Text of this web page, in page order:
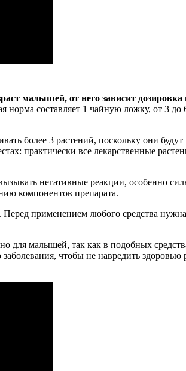
малышей, от него зависит дозировка
составляет 1 чайную ложку, от 3 до
более 3 растений, поскольку они будут
практически все лекарственные
негативные реакции, особенно
компонентов препарата.
применением любого средства нужна
для малышей, так как в подобных
чтобы не навредить